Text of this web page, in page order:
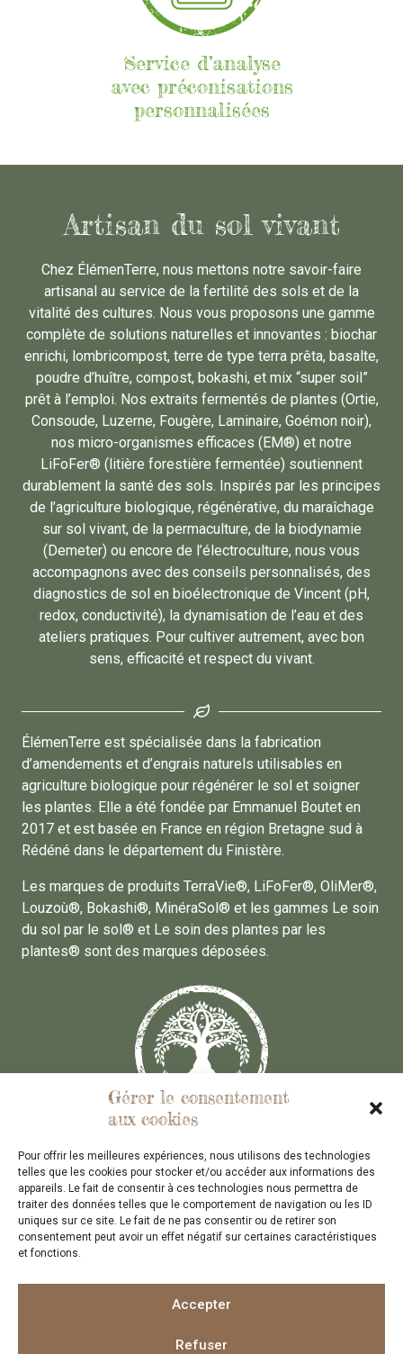
Gérer le consentement
aux cookies
Pour offrir les meilleures expériences, nous utilisons des technologies
telles que les cookies pour stocker et/ou accéder aux informations des
appareils. Le fait de consentir à ces technologies nous permettra de
traiter des données telles que le comportement de navigation ou les ID
uniques sur ce site. Le fait de ne pas consentir ou de retirer son
consentement peut avoir un effet négatif sur certaines caractéristiques
et fonctions.
Accepter
Refuser
Service d’analyse
avec préconisations
personnalisées
Artisan du sol vivant
Chez ÉlémenTerre, nous mettons notre savoir-faire
artisanal au service de la fertilité des sols et de la
vitalité des cultures. Nous vous proposons une gamme
complète de solutions naturelles et innovantes : biochar
enrichi, lombricompost, terre de type terra prêta, basalte,
poudre d’huître, compost, bokashi, et mix “super soil”
prêt à l’emploi. Nos extraits fermentés de plantes (Ortie,
Consoude, Luzerne, Fougère, Laminaire, Goémon noir),
nos micro-organismes efficaces (EM®) et notre
LiFoFer® (litière forestière fermentée) soutiennent
durablement la santé des sols. Inspirés par les principes
de l’agriculture biologique, régénérative, du maraîchage
sur sol vivant, de la permaculture, de la biodynamie
(Demeter) ou encore de l’électroculture, nous vous
accompagnons avec des conseils personnalisés, des
diagnostics de sol en bioélectronique de Vincent (pH,
redox, conductivité), la dynamisation de l’eau et des
ateliers pratiques. Pour cultiver autrement, avec bon
sens, efficacité et respect du vivant.
ÉlémenTerre est spécialisée dans la fabrication
d’amendements et d’engrais naturels utilisables en
agriculture biologique pour régénérer le sol et soigner
les plantes. Elle a été fondée par Emmanuel Boutet en
2017 et est basée en France en région Bretagne sud à
Rédéné dans le département du Finistère.
Les marques de produits TerraVie®, LiFoFer®, OliMer®,
Louzoù®, Bokashi®, MinéraSol® et les gammes Le soin
du sol par le sol® et Le soin des plantes par les
plantes® sont des marques déposées.
Conditions Générales des Ventes
contact@elementerre-bretagne.fr
Mention Légales